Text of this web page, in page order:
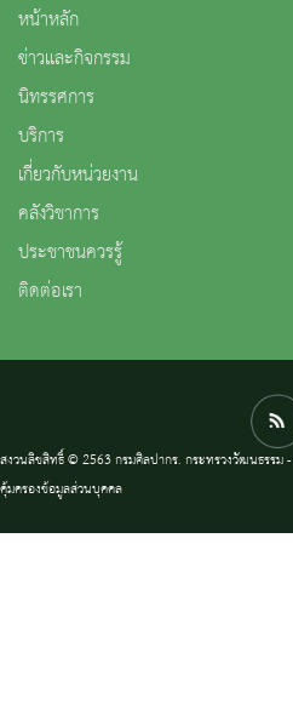
หน้าหลัก
ข่าวและกิจกรรม
นิทรรศการ
บริการ
เกี่ยวกับหน่วยงาน
คลังวิชาการ
ประชาชนควรรู้
ติดต่อเรา
สงวนลิขสิทธิ์ © 2563 กรมศิลปากร. กระทรวงวัฒนธรรม -
คุ้มครองข้อมูลส่วนบุคคล